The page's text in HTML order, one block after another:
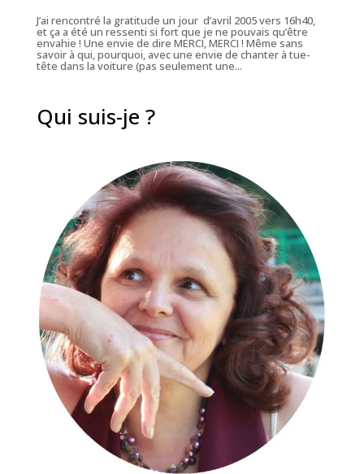
J’ai rencontré la gratitude un jour d’avril 2005 vers 16h40,
et ça a été un ressenti si fort que je ne pouvais qu’être
envahie ! Une envie de dire MERCI, MERCI ! Même sans
savoir à qui, pourquoi, avec une envie de chanter à tue-
tête dans la voiture (pas seulement une...
Qui suis-je ?